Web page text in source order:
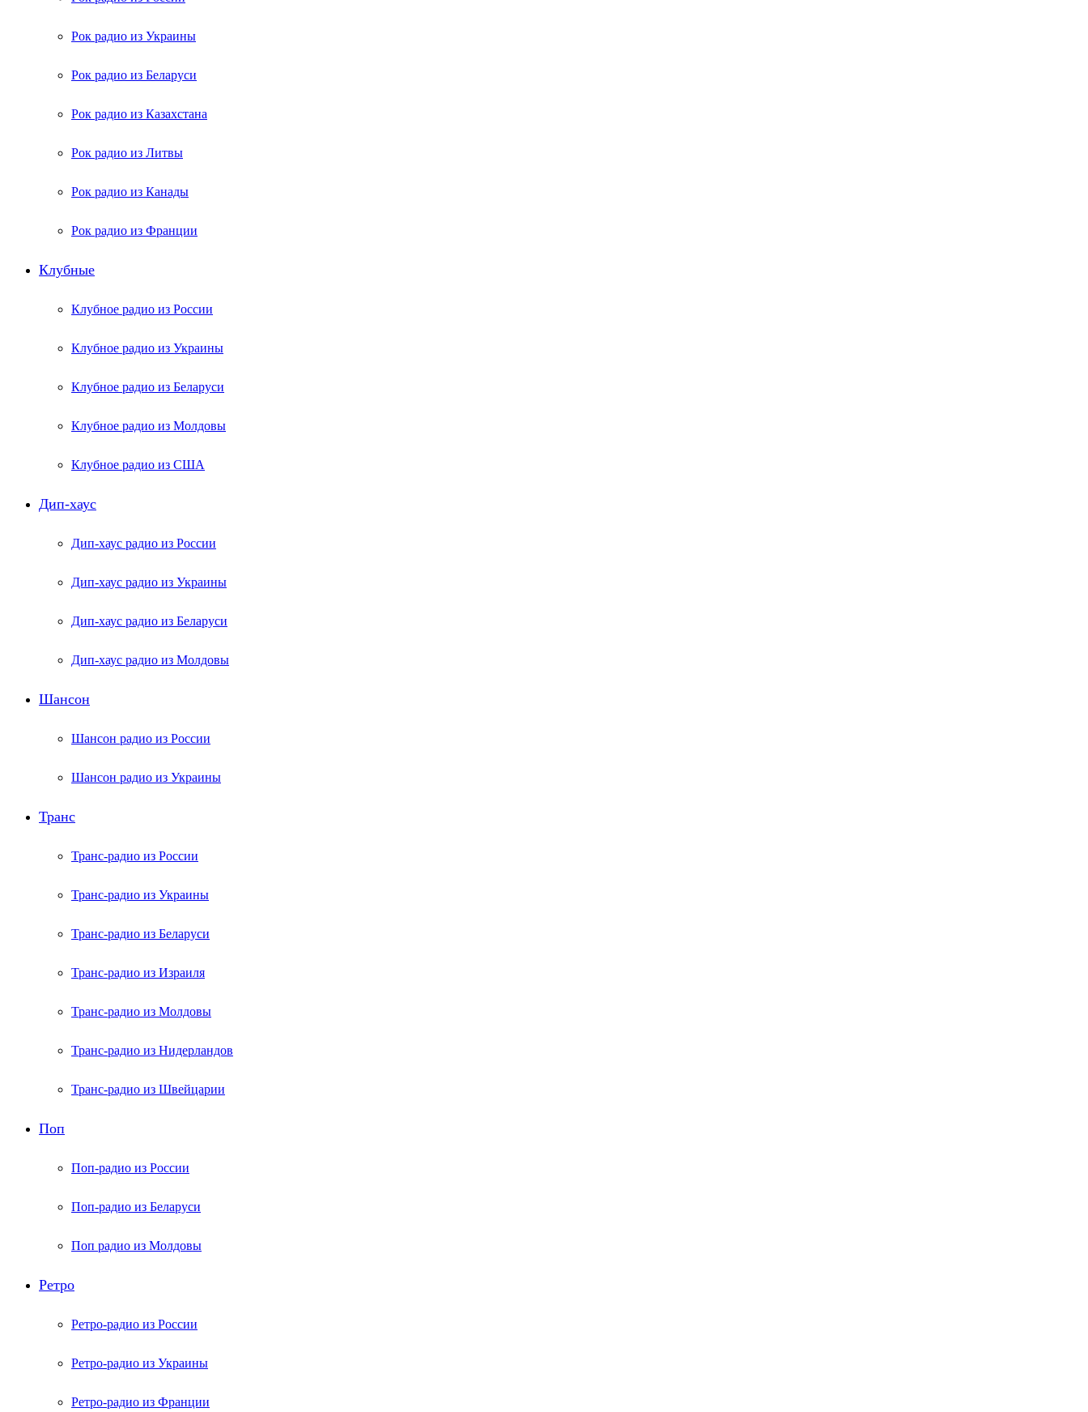
Рок радио из Украины
Рок радио из Беларуси
Рок радио из Казахстана
Рок радио из Литвы
Рок радио из Канады
Рок радио из Франции
Клубные
Клубное радио из России
Клубное радио из Украины
Клубное радио из Беларуси
Клубное радио из Молдовы
Клубное радио из США
Дип-хаус
Дип-хаус радио из России
Дип-хаус радио из Украины
Дип-хаус радио из Беларуси
Дип-хаус радио из Молдовы
Шансон
Шансон радио из России
Шансон радио из Украины
Транс
Транс-радио из России
Транс-радио из Украины
Транс-радио из Беларуси
Транс-радио из Израиля
Транс-радио из Молдовы
Транс-радио из Нидерландов
Транс-радио из Швейцарии
Поп
Поп-радио из России
Поп-радио из Беларуси
Поп радио из Молдовы
Ретро
Ретро-радио из России
Ретро-радио из Украины
Ретро-радио из Франции